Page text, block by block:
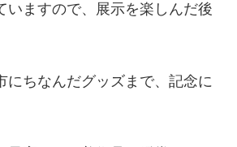
いますので、展示を楽しんだ後
にちなんだグッズまで、記念に